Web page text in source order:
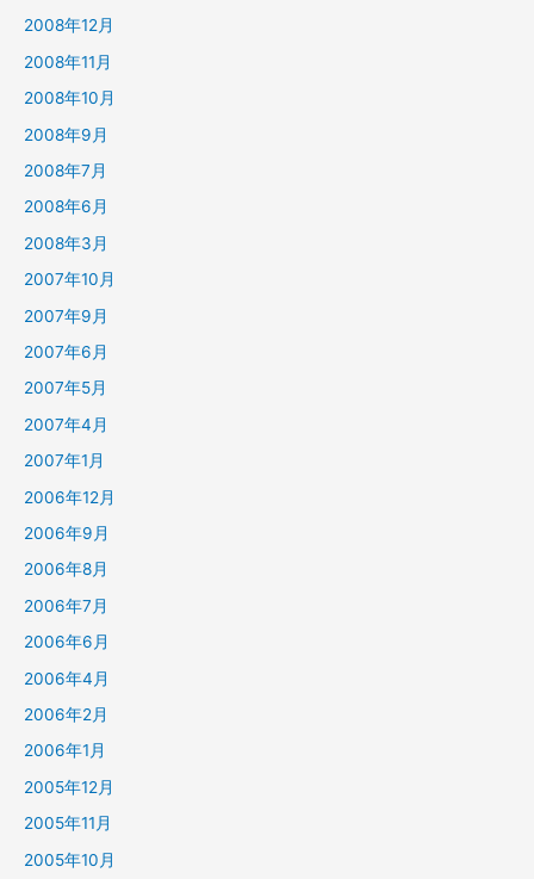
2008年12月
2008年11月
2008年10月
2008年9月
2008年7月
2008年6月
2008年3月
2007年10月
2007年9月
2007年6月
2007年5月
2007年4月
2007年1月
2006年12月
2006年9月
2006年8月
2006年7月
2006年6月
2006年4月
2006年2月
2006年1月
2005年12月
2005年11月
2005年10月